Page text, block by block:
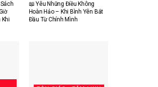
Khi
📖 Yêu Những Điều Không
Hoàn Hảo – Khi Bình Yên Bắt
Đầu Từ Chính Mình